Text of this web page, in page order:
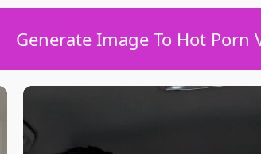
Generate Image To Hot Porn